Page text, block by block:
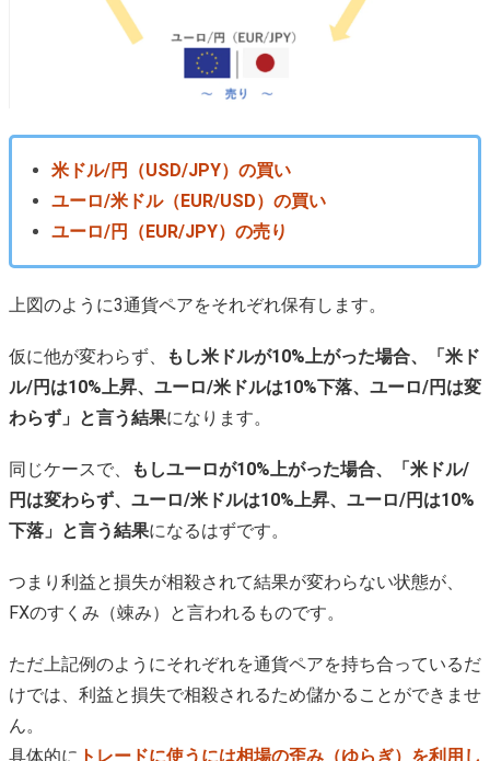
米ドル/円（USD/JPY）の買い
ユーロ/米ドル（EUR/USD）の買い
ユーロ/円（EUR/JPY）の売り
上図のように3通貨ペアをそれぞれ保有します。
仮に他が変わらず、
もし米ドルが10%上がった場合、「米ド
ル/円は10%上昇、ユーロ/米ドルは10%下落、ユーロ/円は変
わらず」と言う結果になります。
同じケースで、
もしユーロが10%上がった場合、「米ドル/
円は変わらず、ユーロ/米ドルは10%上昇、ユーロ/円は10%
下落」と言う結果になるはずです。
つまり利益と損失が相殺されて結果が変わらない状態が、
FXのすくみ（竦み）と言われるものです。
ただ上記例のようにそれぞれを通貨ペアを持ち合っているだ
けでは、利益と損失で相殺されるため儲かることができませ
ん。
具体的に トレードに使うには相場の歪み（ゆらぎ）を利用し